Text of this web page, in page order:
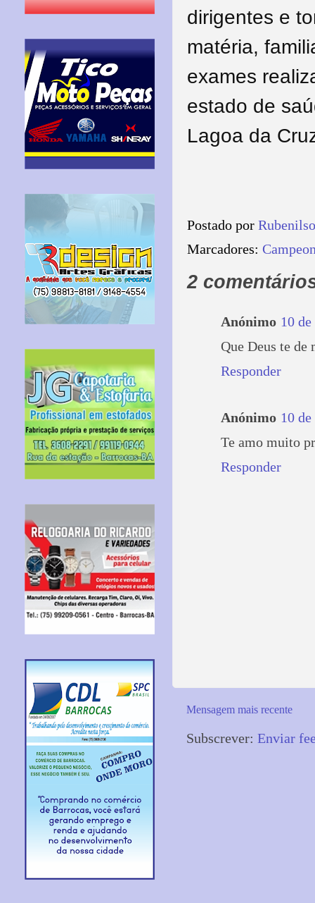
dirigentes e
matéria,
exames
estado de
Lagoa da
Postado por
Marcadores:
2
Anónimo 10
Que Deus te
Responder
Anónimo 10
Te amo muito
Responder
Mensagem mais recente
Subscrever: Enviar